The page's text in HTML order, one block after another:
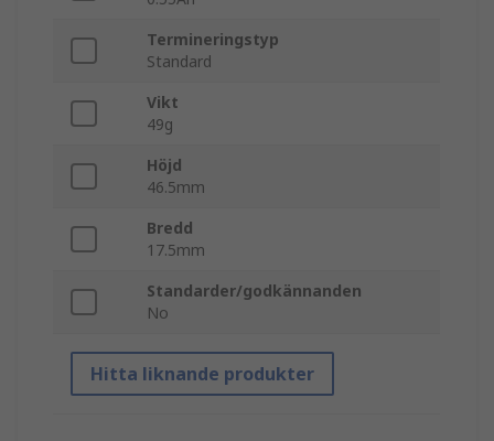
Termineringstyp
Standard
Vikt
49g
Höjd
46.5mm
Bredd
17.5mm
Standarder/godkännanden
No
Hitta liknande produkter